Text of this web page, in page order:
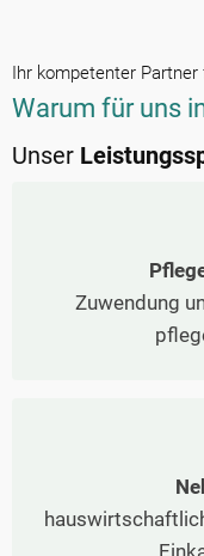
Ihr kompetenter Partner
Warum für uns
Unser
Zuwendung